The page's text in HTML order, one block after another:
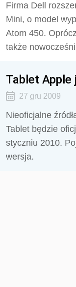
Firma Dell
Mini, o model
Atom 450.
także
Tablet
27 gru 2009
Nieoficjalne
Tablet będzie
styczniu 2010.
wersja.